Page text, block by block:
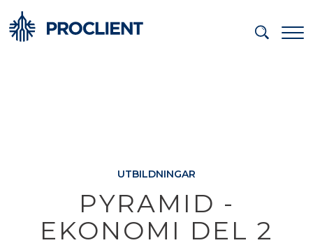
UTBILDNINGAR
PYRAMID -
EKONOMI DEL 2